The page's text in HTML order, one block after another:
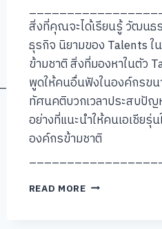
สิ่งที่คุณจะได้เรียนรู้ วัฒนธ
ธุรกิจ นิยามของ Talents
ข้ามชาติ สิ่งที่มองหาในตัว
พูดให้คนอื่นฟังในองค์กรข
ทัศนคติบวกเวลาประสบปั
อย่างที่แนะนำให้คนเอเชียรุ่
องค์กรข้ามชาติ
READ MORE[คุย